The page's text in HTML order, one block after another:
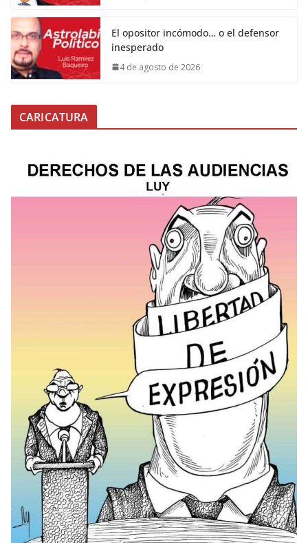
El opositor incómodo… o el defensor
inesperado
4 de agosto de 2026
CARICATURA